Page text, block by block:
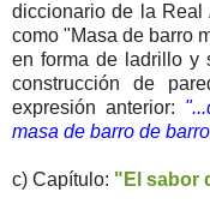
diccionario de la Real
como "Masa de barro
en forma de ladrillo y
construcción de
expresión anterior:
masa de barro de barro
c) Capítulo: "El sabor